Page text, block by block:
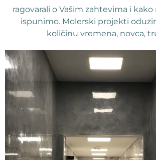
ragovarali o Vašim zahtevima i
ispunimo. Molerski projekti
količinu vremena, novca,